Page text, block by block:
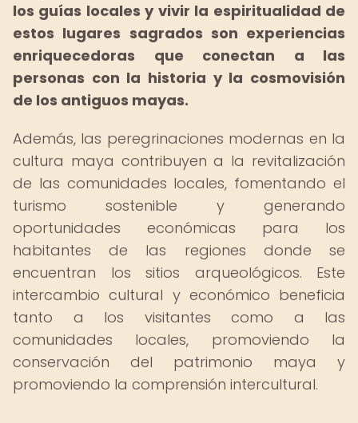
los guías locales y vivir la espiritualidad de
estos lugares sagrados son experiencias
enriquecedoras que conectan a las
personas con la historia y la cosmovisión
de los antiguos mayas.
Además, las peregrinaciones modernas en la
cultura maya contribuyen a la revitalización
de las comunidades locales, fomentando el
turismo sostenible y generando
oportunidades económicas para los
habitantes de las regiones donde se
encuentran los sitios arqueológicos. Este
intercambio cultural y económico beneficia
tanto a los visitantes como a las
comunidades locales, promoviendo la
conservación del patrimonio maya y
promoviendo la comprensión intercultural.